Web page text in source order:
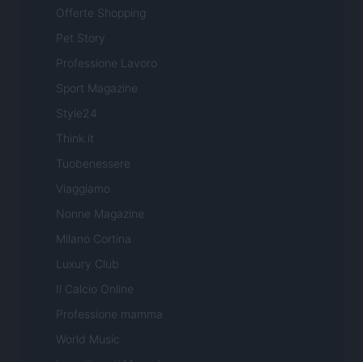
Offerte Shopping
Pet Story
Professione Lavoro
Sport Magazine
Style24
Think.it
Tuobenessere
Viaggiamo
Nonne Magazine
Milano Cortina
Luxury Club
Il Calcio Online
Professione mamma
World Music